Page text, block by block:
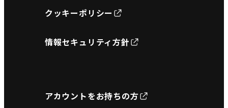
クッキーポリシー
情報セキュリティ方針
アカウントをお持ちの方